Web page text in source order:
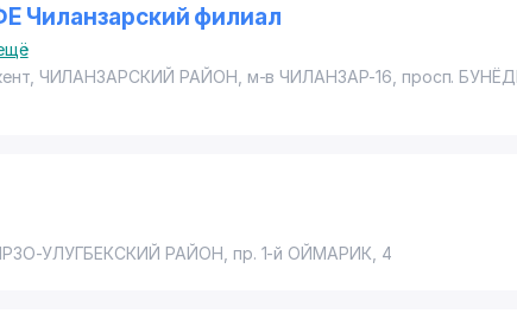
Чиланзарский филиал
ЧИЛАНЗАРСКИЙ РАЙОН , м-в ЧИЛАНЗАР-16, просп.
УЛУГБЕКСКИЙ РАЙОН пр. 1-й ОЙМАРИК , 4